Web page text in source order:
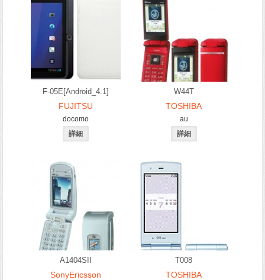
F-05E[Android_4.1]
FUJITSU
docomo
W44T
TOSHIBA
au
A1404SII
SonyEricsson
T008
TOSHIBA